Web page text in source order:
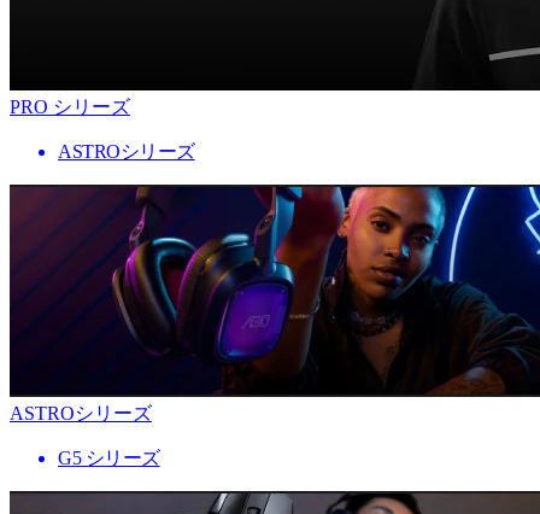
PRO シリーズ
ASTROシリーズ
ASTROシリーズ
G5 シリーズ